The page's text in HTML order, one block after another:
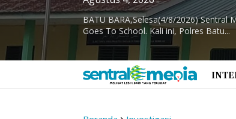
BATU BARA,Selesa(4/8/2026)
Goes To School. Kali ini, Polres Batu...